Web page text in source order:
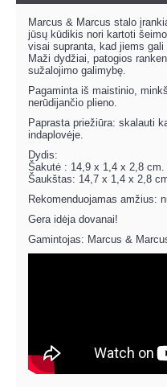
Marcus & Marcus stalo
jūsų kūdikis nori kartoti
visai supranta, kad jiems
Maži dydžiai, patogios
sužalojimo galimybę.
Pagaminta iš maistinio,
nerūdijančio plieno.
Paprasta priežiūra: skalauti
indaplovėje.
Dydis:
Šakutė : 14,9 x 1,4 x 2,8 cm.
Šaukštas: 14,7 x 1,4 x 2,8
Rekomenduojamas amžius:
Gera idėja dovanai!
Gamintojas: Marcus &